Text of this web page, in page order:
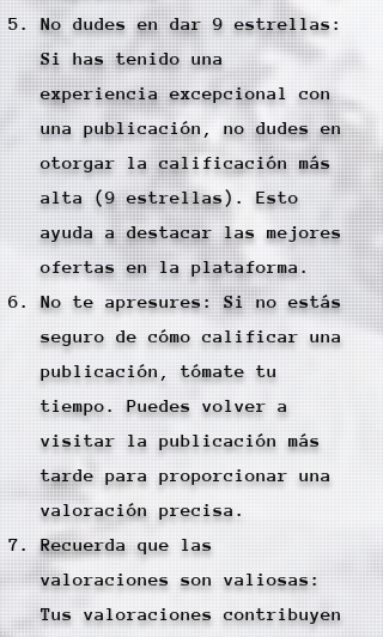
No dudes en dar 9 estrellas:
Si has tenido una
experiencia excepcional con
una publicación, no dudes en
otorgar la calificación más
alta (9 estrellas). Esto
ayuda a destacar las mejores
ofertas en la plataforma.
No te apresures: Si no estás
seguro de cómo calificar una
publicación, tómate tu
tiempo. Puedes volver a
visitar la publicación más
tarde para proporcionar una
valoración precisa.
Recuerda que las
valoraciones son valiosas:
Tus valoraciones contribuyen